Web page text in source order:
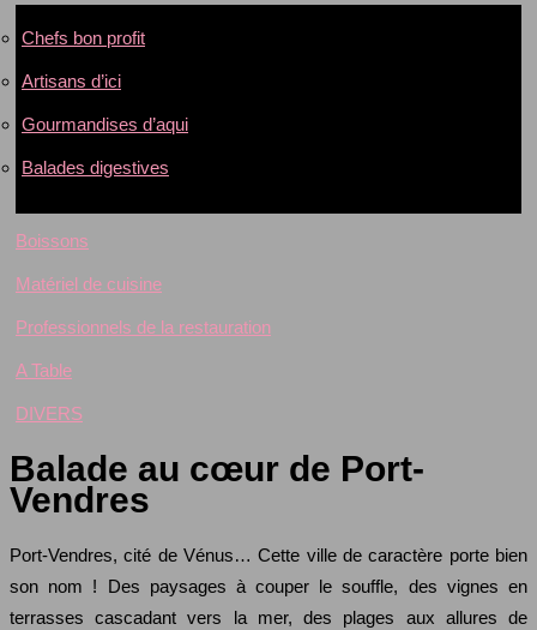
Chefs bon profit
Artisans d’ici
Gourmandises d’aqui
Balades digestives
Boissons
Matériel de cuisine
Professionnels de la restauration
A Table
DIVERS
Balade au cœur de Port-
Vendres
Port-Vendres, cité de Vénus… Cette ville de caractère porte bien
son nom ! Des paysages à couper le souffle, des vignes en
terrasses cascadant vers la mer, des plages aux allures de